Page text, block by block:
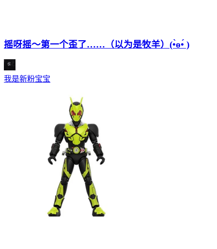
摇呀摇～第一个歪了……（以为是牧羊）(•̀ө•́ )
我是新粉宝宝